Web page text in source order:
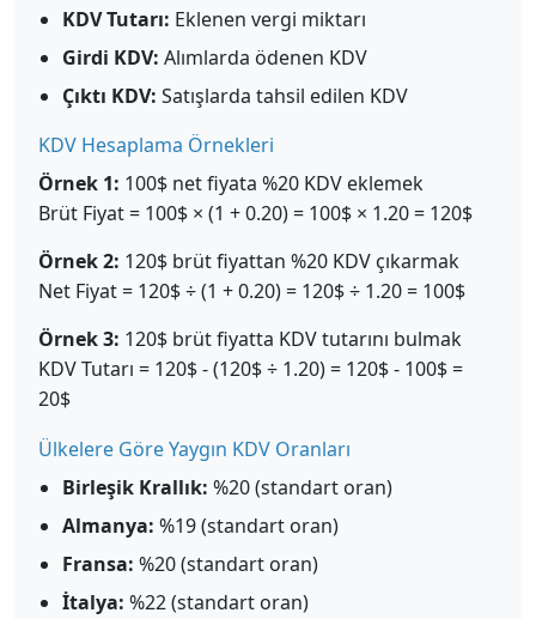
KDV Tutarı: Eklenen vergi miktarı
Girdi KDV: Alımlarda ödenen KDV
Çıktı KDV: Satışlarda tahsil edilen KDV
KDV Hesaplama Örnekleri
Örnek 1: 100$ net fiyata %20 KDV eklemek
Brüt Fiyat = 100$ × (1 + 0.20) = 100$ × 1.20 = 120$
Örnek 2: 120$ brüt fiyattan %20 KDV çıkarmak
Net Fiyat = 120$ ÷ (1 + 0.20) = 120$ ÷ 1.20 = 100$
Örnek 3: 120$ brüt fiyatta KDV tutarını bulmak
KDV Tutarı = 120$ - (120$ ÷ 1.20) = 120$ - 100$ =
20$
Ülkelere Göre Yaygın KDV Oranları
Birleşik Krallık: %20 (standart oran)
Almanya: %19 (standart oran)
Fransa: %20 (standart oran)
İtalya: %22 (standart oran)